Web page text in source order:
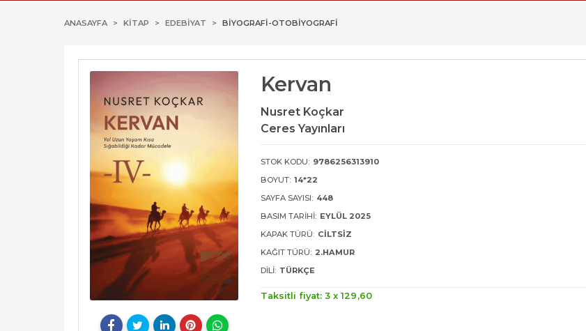
ANASAYFA KİTAP EDEBIYAT BIYOGRAFI-OTOBIYOGRAFI
Kervan
Nusret Koçkar
Ceres Yayınları
STOK KODU: 9786256313910
BOYUT: 14*22
SAYFA SAYISI: 448
BASIM TARIHI: EYLÜL 2025
KAPAK TÜRÜ: CILTSIZ
KAĞIT TÜRÜ: 2.HAMUR
DILI: TÜRKÇE
Taksitli fiyat: 3 x129 ,60